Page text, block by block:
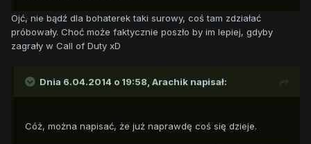
Ojć, nie bądź dla bohaterek taki surowy, coś tam zdziałać
próbowały. Choć może faktycznie poszło by im lepiej, gdyby
zagrały w Call of Duty xD
Dnia 6.04.2014 o 19:58, Arachik napisał:
Cóż, można napisać, że już naprawdę coś się dzieje.